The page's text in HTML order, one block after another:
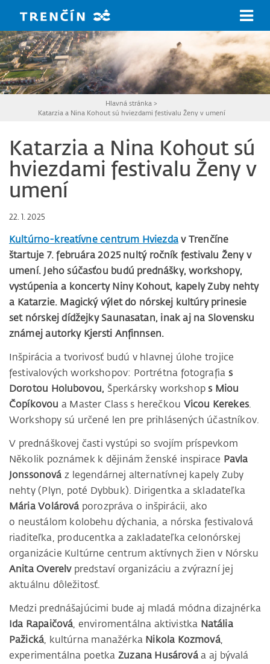
Hlavná stránka >
Katarzia a Nina Kohout sú hviezdami festivalu Ženy v umení
Katarzia a Nina Kohout sú
hviezdami festivalu Ženy v
umení
22. 1. 2025
Kultúrno-kreatívne centrum Hviezdav Trenčíne
štartuje 7. februára 2025 nultý ročník festivalu Ženy v
umení. Jeho súčasťou budú prednášky, workshopy,
vystúpenia a koncerty Niny Kohout, kapely Zuby nehty
a Katarzie. Magický výlet do nórskej kultúry prinesie
set nórskej dídžejky Saunasatan, inak aj na Slovensku
známej autorky Kjersti Anfinnsen.
Inšpirácia a tvorivosť budú v hlavnej úlohe trojice
festivalových workshopov: Portrétna fotografia s
Dorotou Holubovou, Šperkársky workshops Miou
Čopíkovou a Master Class s herečkou Vicou Kerekes.
Workshopy sú určené len pre prihlásených účastníkov.
V prednáškovej časti vystúpi so svojím príspevkom
Několik poznámek k dějinám ženské inspirace Pavla
Jonssonová z legendárnej alternatívnej kapely Zuby
nehty (Plyn, poté Dybbuk). Dirigentka a skladateľka
Mária Volárová porozpráva o inšpirácii, ako
o neustálom kolobehu dýchania, a nórska festivalová
riaditeľka, producentka a zakladateľka celonórskej
organizácie Kultúrne centrum aktívnych žien v Nórsku
Anita Overelvpredstaví organizáciu a zvýrazní jej
aktuálnu dôležitosť.
Medzi prednášajúcimi bude aj mladá módna dizajnérka
Ida Rapaičová, enviromentálna aktivistka Natália
Pažická, kultúrna manažérka Nikola Kozmová,
experimentálna poetkaZuzana Husárováa aj bývalá